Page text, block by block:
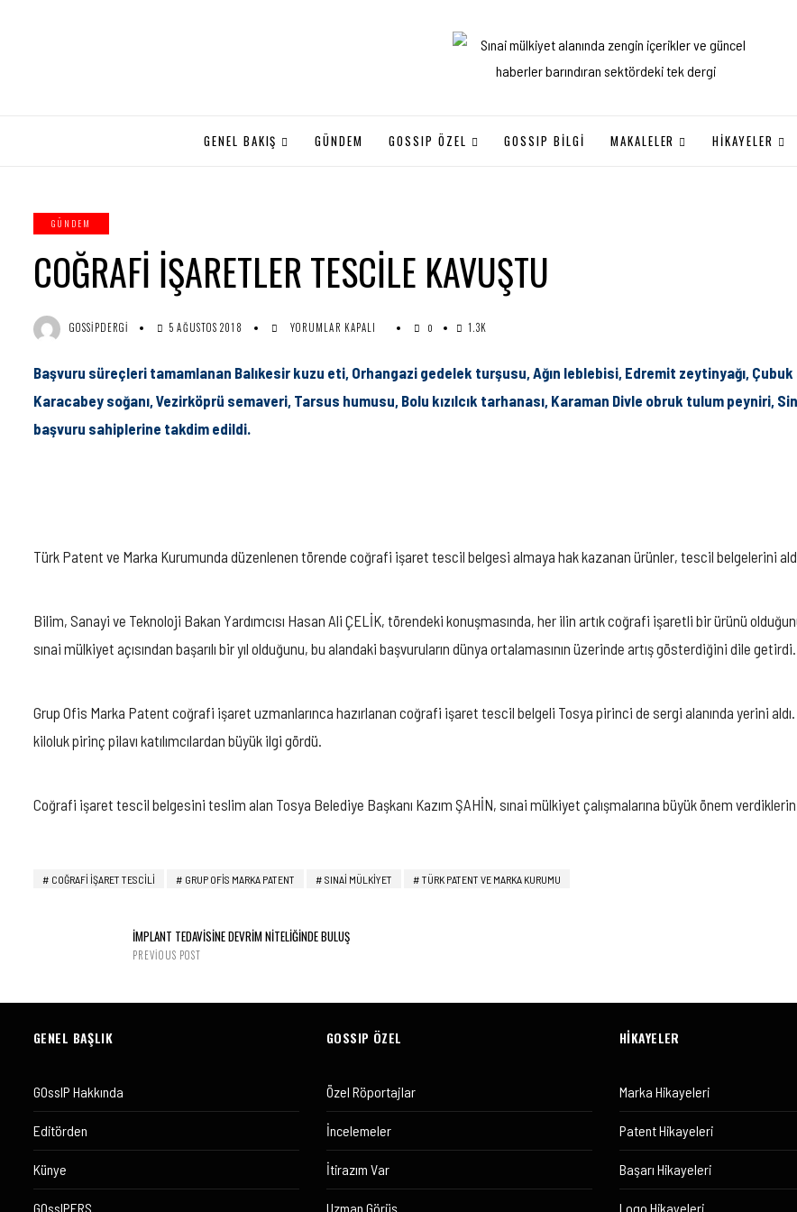
GENEL BAKIŞ GÜNDEM GOSSIP ÖZEL GOSSIP BILGI MAKALELER HİKAYELER
GÜNDEM
COĞRAFİ İŞARETLER TESCİLE KAVUŞTU
GOSSIPDERGI 5 AĞUSTOS 2018
COĞRAFİ
KAVUŞTU
IÇIN
YORUMLAR KAPALI 0 1.3K
Başvuru süreçleri tamamlanan Balıkesir kuzu eti, Orhangazi gedelek turşusu, Ağın leblebisi, Edremit zeytinyağı, Çubuk
Karacabey soğanı, Vezirköprü semaveri, Tarsus humusu, Bolu kızılcık tarhanası, Karaman Divle obruk tulum
başvuru sahiplerine takdim edildi.
Türk Patent ve Marka Kurumunda düzenlenen törende coğrafi işaret tescil belgesi almaya hak kazanan ürünler, tescil belgelerini
Bilim, Sanayi ve Teknoloji Bakan Yardımcısı Hasan Ali ÇELİK, törendeki konuşmasında, her ilin artık coğrafi işaretli bir ürünü
sınai mülkiyet açısından başarılı bir yıl olduğunu, bu alandaki başvuruların dünya ortalamasının üzerinde artış gösterdiğini dile getirdi.
Grup Ofis Marka Patent coğrafi işaret uzmanlarınca hazırlanan coğrafi işaret tescil belgeli Tosya pirinci de sergi alanında yerini
kiloluk pirinç pilavı katılımcılardan büyük ilgi gördü.
Coğrafi işaret tescil belgesini teslim alan Tosya Belediye Başkanı Kazım ŞAHİN, sınai mülkiyet çalışmalarına büyük önem
COĞRAFI IŞARET TESCILI GRUP OFIS MARKA PATENT SINAİ MÜLKİYET TÜRK PATENT VE MARKA KURUMU
İMPLANT TEDAVİSİNE DEVRİM NİTELİĞİNDE BULUŞ
PREVIOUS POST
GENEL BAŞLIK
GOssIP Hakkında
Editörden
Künye
GOssIPERS
GOSSIP ÖZEL
Özel Röportajlar
İncelemeler
İtirazım Var
Uzman Görüş
HİKAYELER
Marka Hikayeleri
Patent Hikayeleri
Başarı Hikayeleri
Logo Hikayeleri